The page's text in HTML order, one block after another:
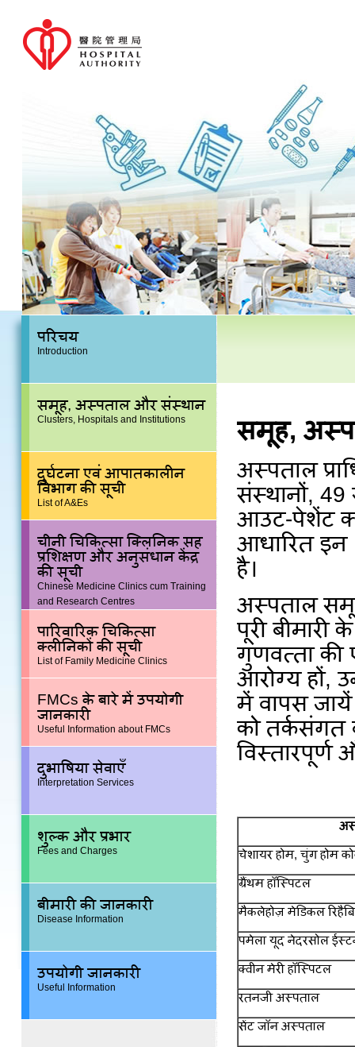
परिचय
Introduction
समूह, अस्पताल और संस्थान
Clusters, Hospitals and Institutions
दुर्घटना एवं आपातकालीन
विभाग की सूची
List of A&Es
चीनी चिकित्सा क्लिनिक सह
प्रशिक्षण और अनुसंधान केंद्र
की सूची
Chinese Medicine Clinics cum Training
and Research Centres
पारिवारिक चिकित्सा
क्लीनिकों की सूची
List of Family Medicine Clinics
FMCs के बारे में उपयोगी
जानकारी
Useful Information about FMCs
दुभाषिया सेवाएँ
Interpretation Services
शुल्क और प्रभार
Fees and Charges
बीमारी की जानकारी
Disease Information
उपयोगी जानकारी
Useful Information
समूह,
अस्पताल
संस्थानों,
आउट-पेशेंट
आधारित इन
है।
अस्पताल
पूरी
गुणवत्ता की
आरोग्य हों,
में वापस
को तर्कसंगत
विस्तारपूर्ण
चेशायर होम, चुंग होम
ग्रैंथम हॉस्पिटल
मैकलेहोज़ मेडिकल
पमेला यूद नेदरसोल
क्वीन मेरी हॉस्पिटल
रतनजी अस्पताल
सेंट जॉन अस्पताल